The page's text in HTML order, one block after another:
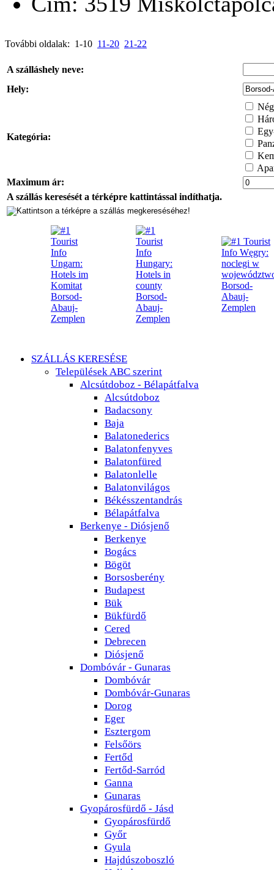
További oldalak: 1-10 11-20 21-22
A szálláshely neve:
Hely:
Kategória:
Maximum ár:
A szállás keresését a térképre kattintással indíthatja.
SZÁLLÁS KERESÉSE
Települések ABC szerint
Alcsútdoboz - Bélapátfalva
Alcsútdoboz
Badacsony
Baja
Balatonederics
Balatonfenyves
Balatonfüred
Balatonlelle
Balatonvilágos
Békésszentandrás
Bélapátfalva
Berkenye - Diósjenő
Berkenye
Bogács
Bögöt
Borsosberény
Budapest
Bük
Bükfürdő
Cered
Debrecen
Diósjenő
Dombóvár - Gunaras
Dombóvár
Dombóvár-Gunaras
Dorog
Eger
Esztergom
Felsőörs
Fertőd
Fertőd-Sarród
Ganna
Gunaras
Gyopárosfürdő - Jásd
Gyopárosfürdő
Győr
Gyula
Hajdúszoboszló